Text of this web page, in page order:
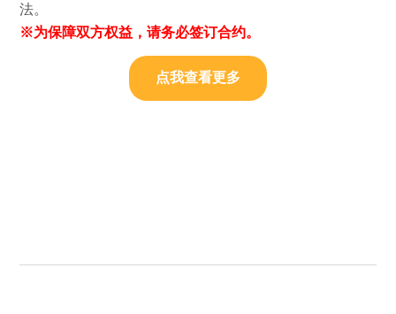
法。
※为保障双方权益，请务必签订合约。
点我查看更多